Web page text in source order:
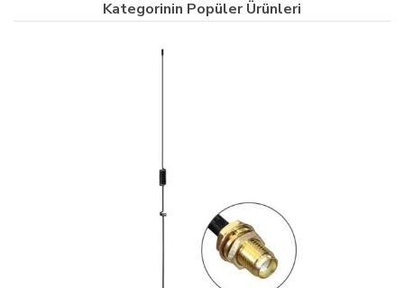
Kategorinin Popüler Ürünleri